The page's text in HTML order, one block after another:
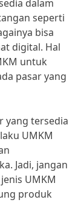
dalam
seperti
bisa
digital. Hal
untuk
pasar yang
yang tersedia
UMKM
Jadi, jangan
UMKM
produk